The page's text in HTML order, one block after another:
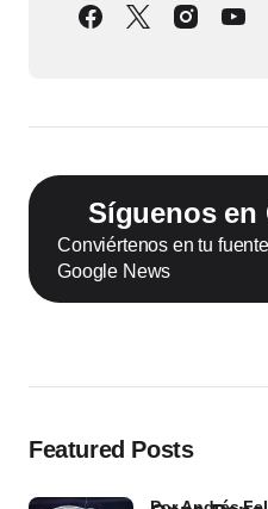
Síguenos en
Conviértenos en tu
Google News
Featured Posts